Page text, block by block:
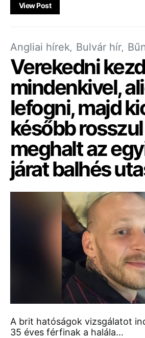
View Post
Angliai hírek Bulvár hír
Verekedni
mindenkivel,
lefogni, majd
később
meghalt az
járat balhés
A brit hatóságok vizsgálatot
35 éves férfinak a halála…